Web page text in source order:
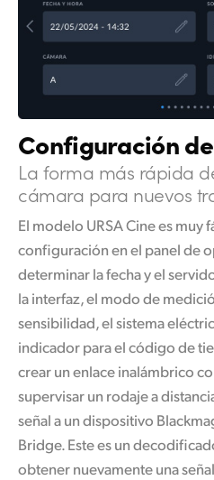
Configuración
La forma más rápida
cámara para nuevos
El modelo URSA Cine es muy
configuración en el panel de
determinar la fecha y el
la interfaz, el modo de
sensibilidad, el sistema
indicador para el código de
crear un enlace inalámbrico
supervisar un rodaje a
señal a un dispositivo
Bridge. Este es un
obtener nuevamente una